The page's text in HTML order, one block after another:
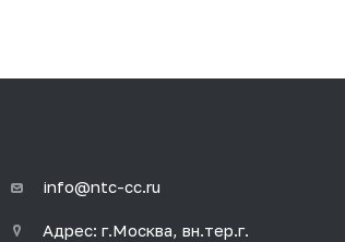
info@ntc-cc.ru
Адрес: г.Москва, вн.тер.г.